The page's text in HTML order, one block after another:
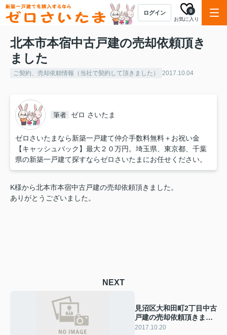
ログイン
お気に入り
0
北本市本宿中古戸建の売却依頼頂き
ました
ご契約、売却依頼情報（当社で契約して頂きました） 2017.10.04
筆者 ゼロ さいたま
ゼロさいたまなら新築一戸建て仲介手数料無料＋お祝い金
【キャッシュバック】最大２０万円。埼玉県、東京都、千葉
県の新築一戸建て探すならゼロさいたまにお任せください。
K様から北本市本宿中古戸建の売却依頼頂きました。
ありがとうございました。
NEXT
見沼区大和田町2丁目中古
戸建の売却依頼頂きまし
た
2017.10.20